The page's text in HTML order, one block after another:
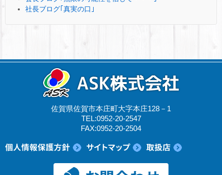
社長ブログ｢真実の口｣
佐賀県佐賀市本庄町大字本庄128－1
TEL:0952-20-2547
FAX:0952-20-2504